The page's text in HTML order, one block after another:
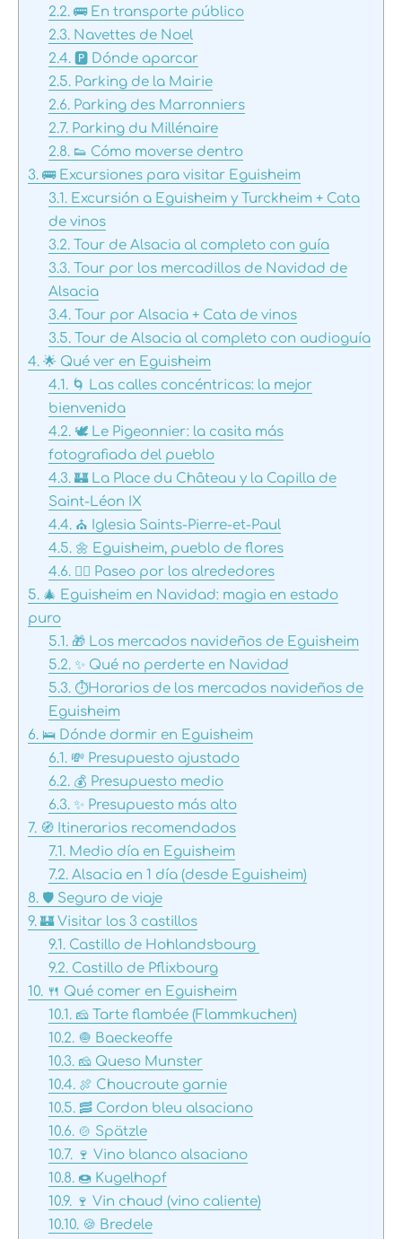
2.2.🚌 En transporte público
2.3.Navettes de Noel
2.4.🅿 Dónde aparcar
2.5.Parking de la Mairie
2.6.Parking des Marronniers
2.7.Parking du Millénaire
2.8.👟 Cómo moverse dentro
3. 🚌 Excursiones para visitar Eguisheim
3.1.Excursión a Eguisheim y Turckheim + Cata
de vinos
3.2.Tour de Alsacia al completo con guía
3.3.Tour por los mercadillos de Navidad de
Alsacia
3.4.Tour por Alsacia + Cata de vinos
3.5.Tour de Alsacia al completo con audioguía
4. 🌟 Qué ver en Eguisheim
4.1.🌀 Las calles concéntricas: la mejor
bienvenida
4.2.🕊 Le Pigeonnier: la casita más
fotografiada del pueblo
4.3.🏰 La Place du Château y la Capilla de
Saint-Léon IX
4.4.⛪ Iglesia Saints-Pierre-et-Paul
4.5.🌼 Eguisheim, pueblo de flores
4.6.🚶‍♀️ Paseo por los alrededores
5. 🎄 Eguisheim en Navidad: magia en estado
puro
5.1.🎁 Los mercados navideños de Eguisheim
5.2.✨ Qué no perderte en Navidad
5.3.⏱️Horarios de los mercados navideños de
Eguisheim
6. 🛌 Dónde dormir en Eguisheim
6.1.💸 Presupuesto ajustado
6.2.💰 Presupuesto medio
6.3.✨ Presupuesto más alto
7. 🧭 Itinerarios recomendados
7.1.Medio día en Eguisheim
7.2.Alsacia en 1 día (desde Eguisheim)
8. 🛡️ Seguro de viaje
9. 🏰 Visitar los 3 castillos
9.1.Castillo de Hohlandsbourg
9.2.Castillo de Pflixbourg
10. 🍴 Qué comer en Eguisheim
10.1.🧀 Tarte flambée (Flammkuchen)
10.2.🧅 Baeckeoffe
10.3.🧀 Queso Munster
10.4.🍖 Choucroute garnie
10.5.🥓 Cordon bleu alsaciano
10.6.🍲 Spätzle
10.7.🍷 Vino blanco alsaciano
10.8.🍩 Kugelhopf
10.9.🍷 Vin chaud (vino caliente)
10.10.🍪 Bredele